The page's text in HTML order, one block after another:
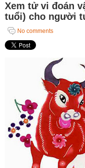
Xem tử vi đoán
tuổi) cho người
No comments